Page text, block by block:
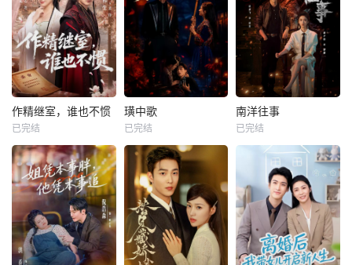
作精继室，谁也不惯
已完结
璜中歌
已完结
南洋往事
已完结